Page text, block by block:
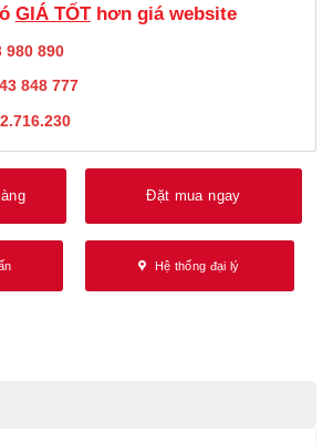
GIÁ TỐThơn giá website
980 890
848 777
Đặt mua ngay
Hệ thống đại lý